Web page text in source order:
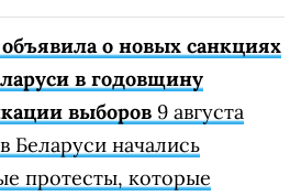
о новых санкциях
в годовщину
выборов 9 августа
Беларуси начались
протесты, которые